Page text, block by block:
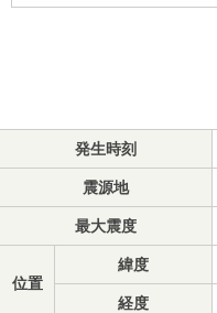
発生時刻
震源地
最大震度
位置
緯度
経度